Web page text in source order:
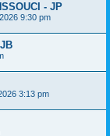
- JP
9:30 pm
3:13 pm